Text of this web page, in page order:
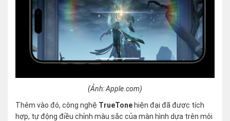
(Ảnh: Apple.com)
Thêm vào đó, công nghệ TrueTone hiện đại đã được tích
hợp, tự động điều chỉnh màu sắc của màn hình dựa trên môi